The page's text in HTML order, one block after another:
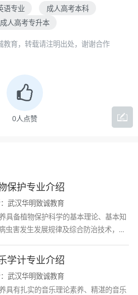
语专业
成人高考本科
成人高考专升本
教育，转载请注明出处，谢谢合作
0人点赞
保护专业介绍
武汉华明致诚教育
具备植物保护科学的基本理论、基本知
虫害发生发展规律及综合防治技术，熟
等领域
学计专业介绍
武汉华明致诚教育
具有扎实的音乐理论素养、精湛的音乐